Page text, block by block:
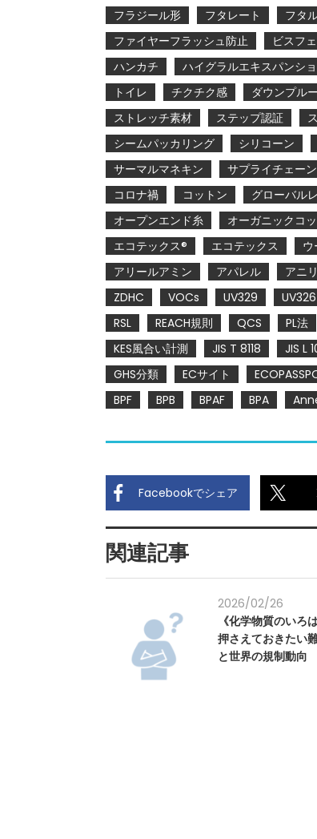
フラジール形
フタレート フタ
ファイヤーフラッシュ防止
ビスフ
ハンカチ
ハイグラルエキスパンシ
トイレ
チクチク感 ダウンプル
ストレッチ素材
ステップ認証
シームパッカリング
シリコーン
サーマルマネキン
サプライチェーン
コロナ禍
コットン グローバル
オープンエンド糸
オーガニックコ
エコテックス®
エコテックス
アリールアミン
アパレル アニ
ZDHC
VOCs UV329 UV326
RSL
REACH規則 QCS PL法
KES風合い計測
JIS T 8118 JIS L
GHS分類
ECサイト
BPF
BPB BPAF BPA
Facebookでシェア
関連記事
2026/02/26
《化学物質のいろ
押さえておきたい
と世界の規制動向